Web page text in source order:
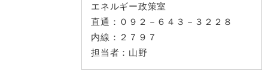
エネルギー政策室
直通： ０９２－６４３－３２２８
内線： ２７９７
担当者： 山野